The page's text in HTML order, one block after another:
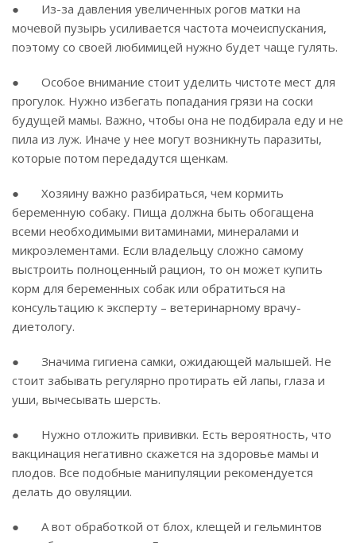
● Из-за давления увеличенных рогов матки на
мочевой пузырь усиливается частота мочеиспускания,
поэтому со своей любимицей нужно будет чаще гулять.
● Особое внимание стоит уделить чистоте мест для
прогулок. Нужно избегать попадания грязи на соски
будущей мамы. Важно, чтобы она не подбирала еду и не
пила из луж. Иначе у нее могут возникнуть паразиты,
которые потом передадутся щенкам.
● Хозяину важно разбираться, чем кормить
беременную собаку. Пища должна быть обогащена
всеми необходимыми витаминами, минералами и
микроэлементами. Если владельцу сложно самому
выстроить полноценный рацион, то он может купить
корм для беременных собак или обратиться на
консультацию к эксперту – ветеринарному врачу-
диетологу.
● Значима гигиена самки, ожидающей малышей. Не
стоит забывать регулярно протирать ей лапы, глаза и
уши, вычесывать шерсть.
● Нужно отложить прививки. Есть вероятность, что
вакцинация негативно скажется на здоровье мамы и
плодов. Все подобные манипуляции рекомендуется
делать до овуляции.
● А вот обработкой от блох, клещей и гельминтов